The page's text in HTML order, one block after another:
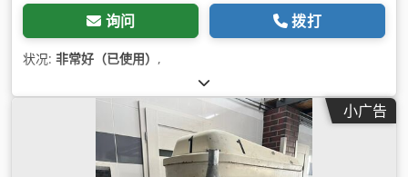
询问 拨打
状况: 非常好（已使用） ,
小广告